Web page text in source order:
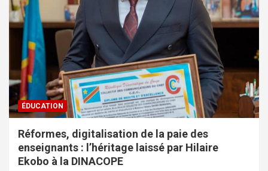
ÉDUCATION
Réformes, digitalisation de la paie des
enseignants : l’héritage laissé par Hilaire
Ekobo à la DINACOPE